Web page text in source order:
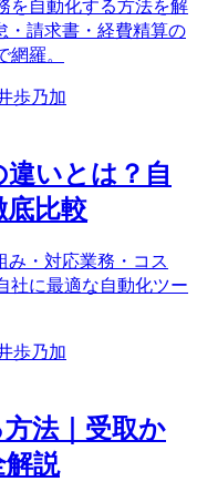
を自動化する方法を解
・請求書・経費精算の
羅。
歩乃加
いとは？自
比較
み・対応業務・コス
社に最適な自動化ツー
歩乃加
法｜受取か
解説